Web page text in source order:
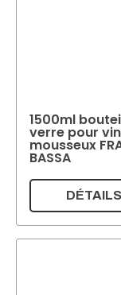
1500ml
verre pour
mousseux
BASSA
DÉTAILS